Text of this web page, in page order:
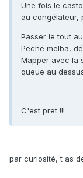
Une fois le
au congélateur,
Passer le tout
Peche melba,
Mapper avec la
queue au
C'est pret !!!
par curiosité, t as